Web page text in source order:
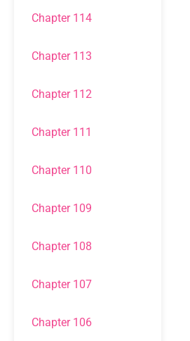
Chapter 114
Chapter 113
Chapter 112
Chapter 111
Chapter 110
Chapter 109
Chapter 108
Chapter 107
Chapter 106